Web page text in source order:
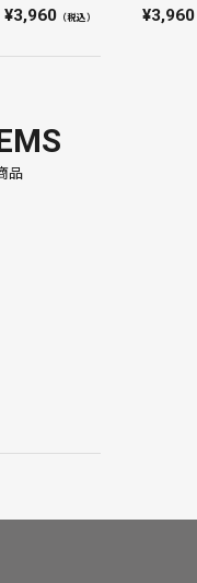
3,960（税込） 3,960
品